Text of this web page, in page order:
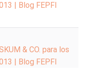
| Blog FEPFI
& CO. para los
| Blog FEPFI